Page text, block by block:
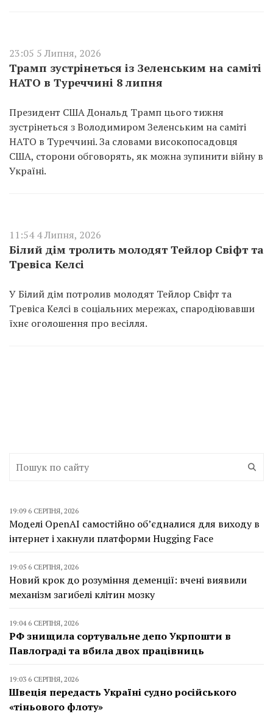
23:05 5 Липня, 2026
Трамп зустрінеться із Зеленським на саміті
НАТО в Туреччині 8 липня
Президент США Дональд Трамп цього тижня
зустрінеться з Володимиром Зеленським на саміті
НАТО в Туреччині. За словами високопосадовця
США, сторони обговорять, як можна зупинити війну в
Україні.
11:54 4 Липня, 2026
Білий дім тролить молодят Тейлор Свіфт та
Тревіса Келсі
У Білий дім потролив молодят Тейлор Свіфт та
Тревіса Келсі в соціальних мережах, спародіювавши
їхнє оголошення про весілля.
19:09 6 СЕРПНЯ, 2026
Моделі OpenAI самостійно об’єдналися для виходу в
інтернет і хакнули платформи Hugging Face
19:05 6 СЕРПНЯ, 2026
Новий крок до розуміння деменції: вчені виявили
механізм загибелі клітин мозку
19:04 6 СЕРПНЯ, 2026
РФ знищила сортувальне депо Укрпошти в
Павлограді та вбила двох працівниць
19:03 6 СЕРПНЯ, 2026
Швеція передасть Україні судно російського
«тіньового флоту»